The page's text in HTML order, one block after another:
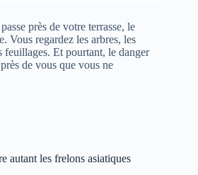
près de votre terrasse, le
Vous regardez les arbres, les
feuillages. Et pourtant, le danger
de vous que vous ne
autant les frelons asiatiques